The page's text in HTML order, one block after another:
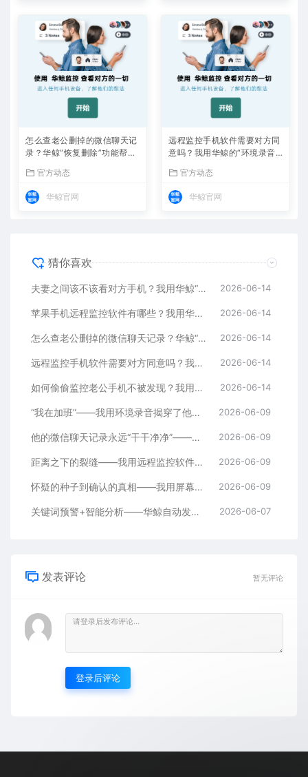
怎么查老公删掉的微信聊天记
录？华鲸“恢复删除”功能帮我
官方动态
华鲸官网
远程监控手机软件需要对方同
意吗？我用华鲸的“环境录音”
官方动态
华鲸官网
猜你喜欢
夫妻之间该不该看对方手机？我用华鲸“通话录音”听到了答案 2026-06-14
苹果手机远程监控软件有哪些？我用华鲸“远程拍照”拍到了证据 2026-06-14
怎么查老公删掉的微信聊天记录？华鲸“恢复删除”功能帮我找回了半年证据 2026-06-14
远程监控手机软件需要对方同意吗？我用华鲸的“环境录音”揭穿了加班谎言 2026-06-14
如何偷偷监控老公手机不被发现？我用华鲸的“实时屏幕同步”看到了真相 2026-06-14
“我在加班”——我用环境录音揭穿了他四个月的谎言 2026-06-09
他的微信聊天记录永远“干干净净”——我用删除恢复功能找到了真相 2026-06-09
距离之下的裂缝——我用远程监控软件挽救了跨国婚姻 2026-06-09
怀疑的种子到确认的真相——我用屏幕同步+聊天记录查看走完了全过程 2026-06-09
关键词预警+智能分析——华鲸自动发现了她聊天记录里的“秘密” 2026-06-07
发表评论 暂无评论
登录后评论